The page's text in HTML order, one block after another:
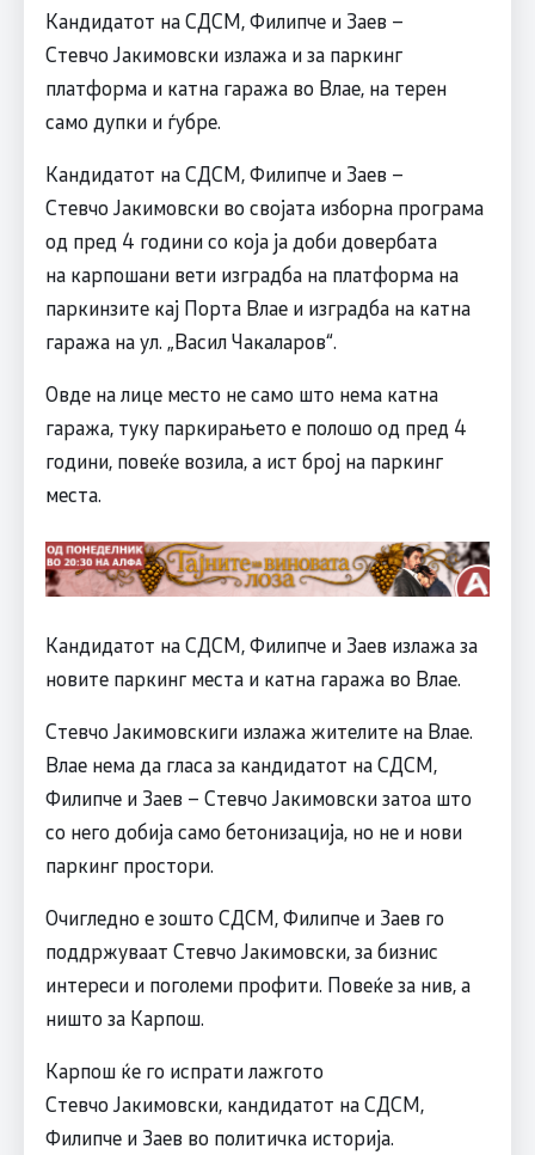
Кандидатот на СДСМ, Филипче и Заев –
Стевчо Јакимовски излажа и за паркинг
платформа и катна гаража во Влае, на терен
само дупки и ѓубре.
Кандидатот на СДСМ, Филипче и Заев –
Стевчо Јакимовски во својата изборна програма
од пред 4 години со која ја доби довербата
на карпошани вети изградба на платформа на
паркинзите кај Порта Влае и изградба на катна
гаража на ул. „Васил Чакаларов“.
Овде на лице место не само што нема катна
гаража, туку паркирањето е полошо од пред 4
години, повеќе возила, а ист број на паркинг
места.
Кандидатот на СДСМ, Филипче и Заев излажа за
новите паркинг места и катна гаража во Влае.
Стевчо Јакимовскиги излажа жителите на Влае.
Влае нема да гласа за кандидатот на СДСМ,
Филипче и Заев – Стевчо Јакимовски затоа што
со него добија само бетонизација, но не и нови
паркинг простори.
Очигледно е зошто СДСМ, Филипче и Заев го
поддржуваат Стевчо Јакимовски, за бизнис
интереси и поголеми профити. Повеќе за нив, а
ништо за Карпош.
Карпош ќе го испрати лажгото
Стевчо Јакимовски, кандидатот на СДСМ,
Филипче и Заев во политичка историја.